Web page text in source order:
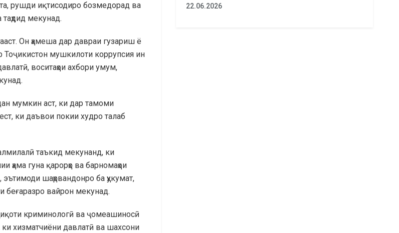
рушди иқтисодиро бозмедорад ва
мекунад.
Он ҳамеша дар давраи гузариш ё
Тоҷикистон мушкилоти коррупсия ин
воситаҳои ахбори умум,
мумкин аст, ки дар тамоми
ки даъвои покии худро талаб
таъкид мекунанд, ки
гуна қарорҳо ва барномаҳои
шаҳрвандонро ба ҳукумат,
беғаразро вайрон мекунад.
криминологӣ ва ҷомеашиносӣ
ки хизматчиёни давлатӣ ва шахсони
22.06.2026